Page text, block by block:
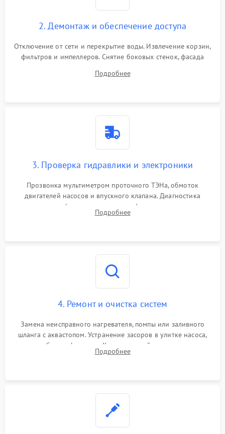
2. Демонтаж и обеспечение доступа
Отключение от сети и перекрытие воды. Извлечение корзин,
фильтров и импеллеров. Снятие боковых стенок, фасада
циркуляционному насосу, ТЭНу и сливной помпе.
Подробнее
3. Проверка гидравлики и электроники
Прозвонка мультиметром проточного ТЭНа, обмоток
двигателей насосов и впускного клапана. Диагностика
прессостата (датчика уровня воды), датчика мутности,
концевика дверцы и электронного модуля управления.
Подробнее
4. Ремонт и очистка систем
Замена неисправного нагревателя, помпы или заливного
шланга с аквастопом. Устранение засоров в улитке насоса,
патрубках и фильтрах. Компонентный ремонт платы
управления, восстановление поврежденной проводки.
Подробнее